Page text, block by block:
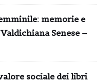
memorie e
Senese –
sociale dei libri